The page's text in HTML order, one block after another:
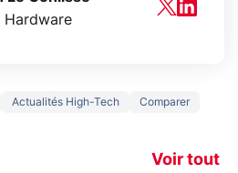
Hardware
Actualités High-Tech Comparer
Voir tout
!
Ce que vous
navigation